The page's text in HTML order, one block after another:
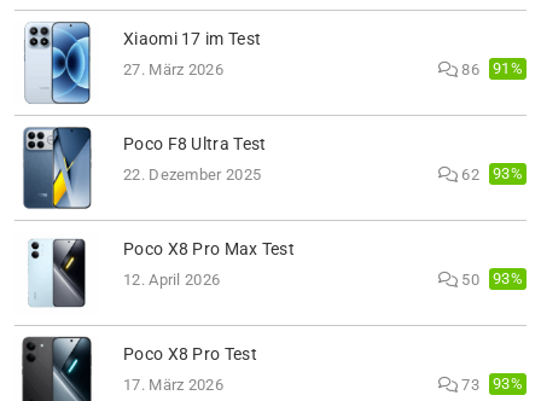
Xiaomi 17 im Test
27. März 2026 86 91%
Poco F8 Ultra Test
22. Dezember 2025 62 93%
Poco X8 Pro Max Test
12. April 2026 50 93%
Poco X8 Pro Test
17. März 2026 73 93%